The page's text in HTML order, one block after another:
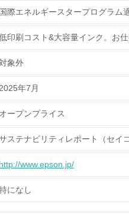
い物流を行っている
廃棄物
リサイクルの推進、適正処理を
国際エネルギースタープログラム
印刷コスト&大容量インク。お
象外
2025年7月
オープンプライス
ステナビリティレポート（セイ
http://www.epson.jp/
になし